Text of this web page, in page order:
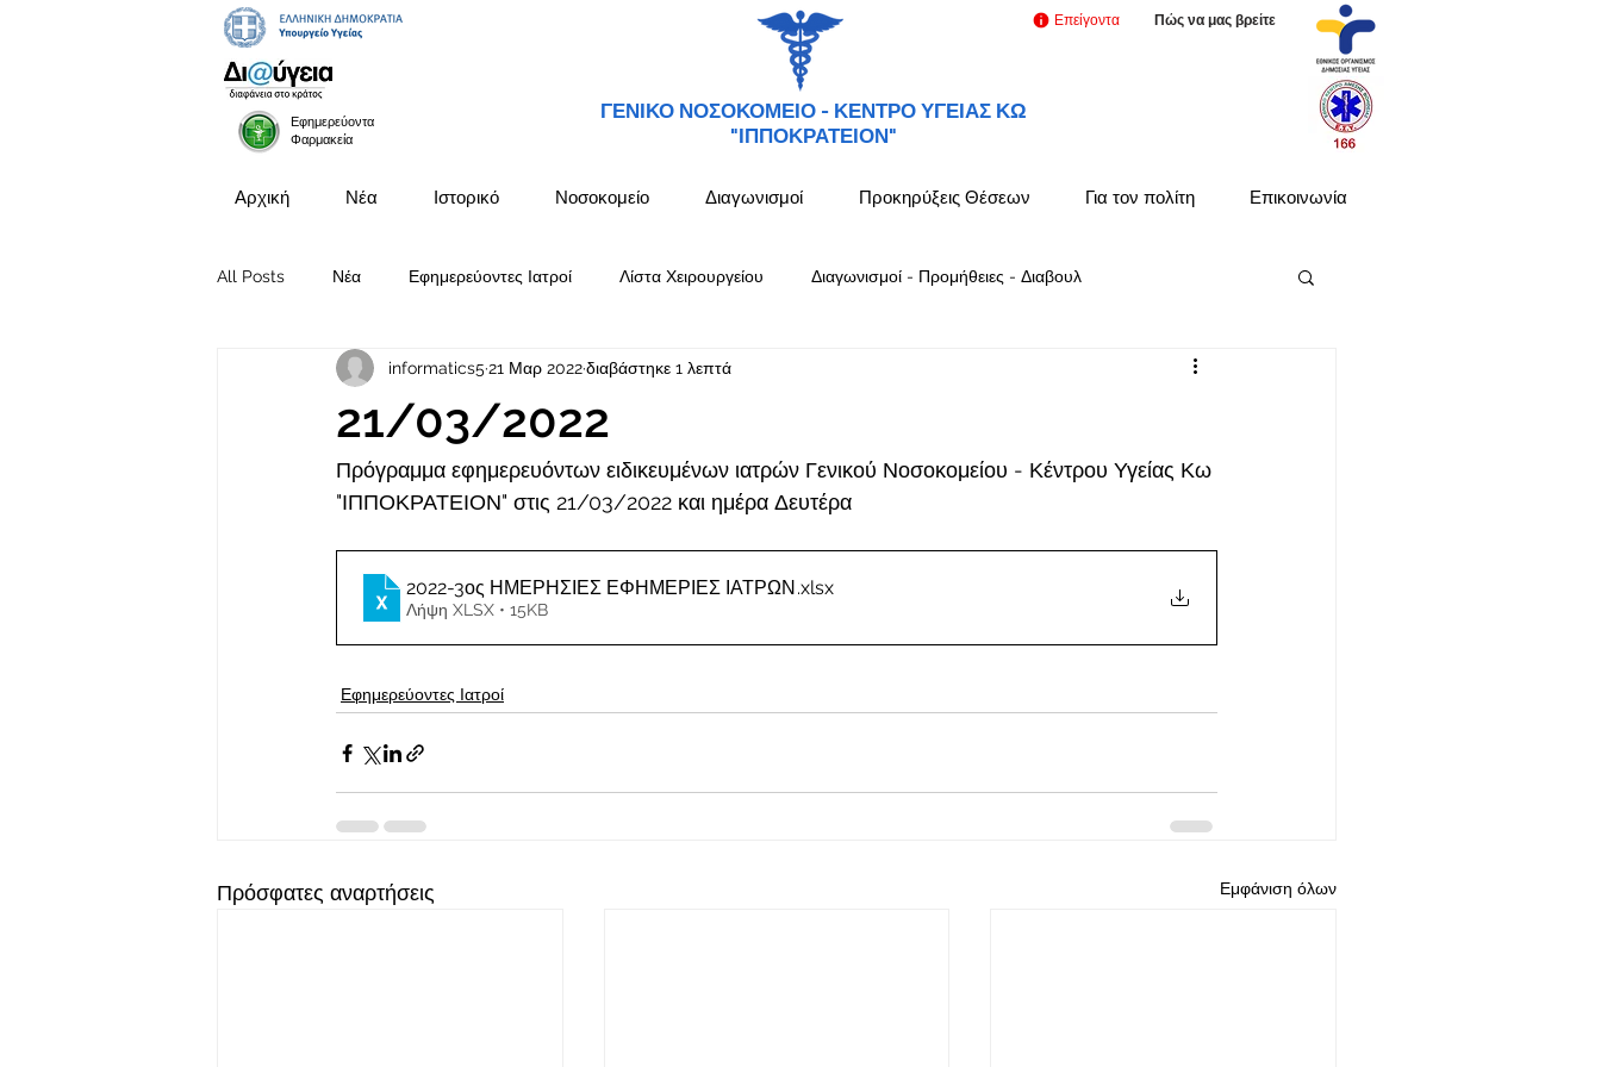
Εφημερεύοντα
Φαρμακεία
ΓΕΝΙΚΟ ΝΟΣΟΚΟΜΕΙΟ - ΚΕΝΤΡΟ ΥΓΕΙΑΣ ΚΩ
"ΙΠΠΟΚΡΑΤΕΙΟΝ"
Επείγοντα Πώς να μας βρείτε
Αρχική Νέα Ιστορικό Νοσοκομείο Διαγωνισμοί Προκηρύξεις Θέσεων Για τον πολίτη Επικοινωνία
All Posts Νέα Εφημερεύοντες Ιατροί Λίστα Χειρουργείου Διαγωνισμοί - Προμήθειες - Διαβουλ
Προκηρύξεις Θέσεων
21/03/2022
informatics5 21 Μαρ 2022διαβάστηκε 1 λεπτά
Πρόγραμμα εφημερευόντων ειδικευμένων ιατρών Γενικού Νοσοκομείου - Κέντρου Υγείας Κω
"ΙΠΠΟΚΡΑΤΕΙΟΝ" στις 21/03/2022 και ημέρα Δευτέρα
2022-3ος ΗΜΕΡΗΣΙΕΣ ΕΦΗΜΕΡΙΕΣ ΙΑΤΡΩΝ.xlsx
Λήψη XLSX • 15KB
Εφημερεύοντες Ιατροί
Πρόσφατες αναρτήσεις Εμφάνιση όλων